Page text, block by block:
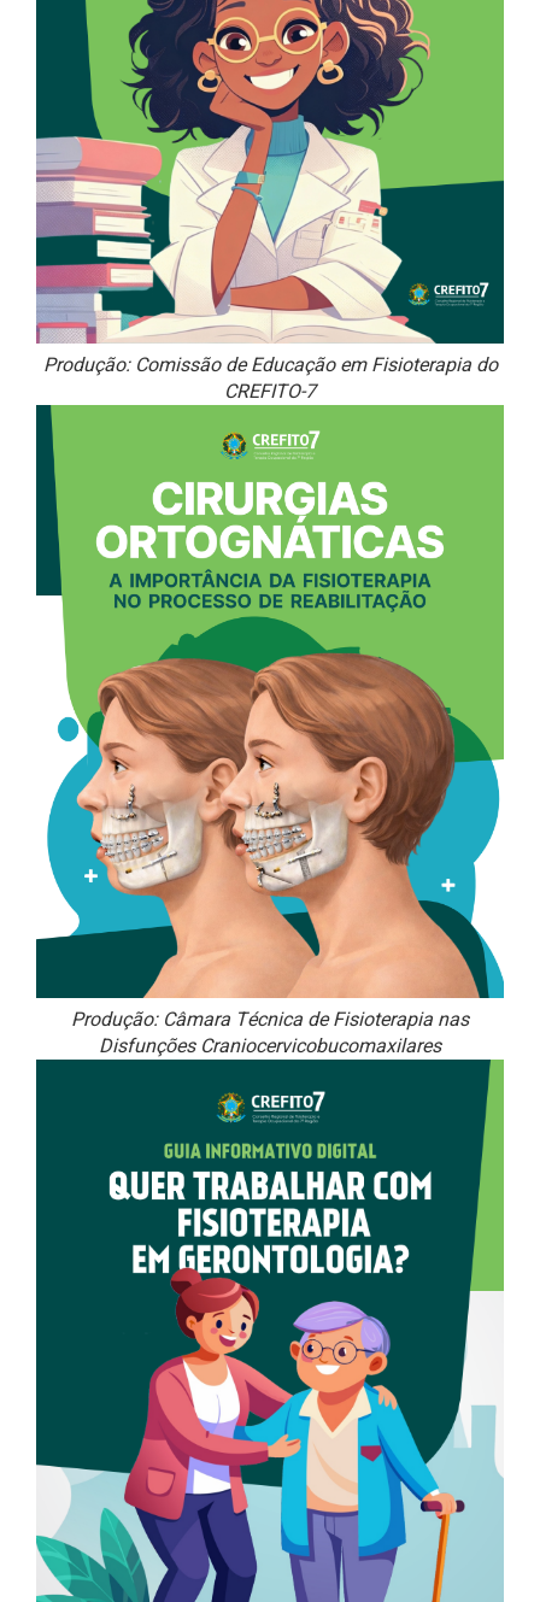
Produção: Comissão de Educação em Fisioterapia do
CREFITO-7
Produção: Câmara Técnica de Fisioterapia nas
Disfunções Craniocervicobucomaxilares